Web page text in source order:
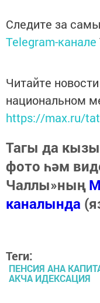
Следите за
Telegram-канале
Читайте
национальном
https://max.ru/
Тагы да
фото һәм
Чаллы»ның
каналында
Теги:
ПЕНСИЯ АНА
АКЧА ИДЕКСАЦИЯ